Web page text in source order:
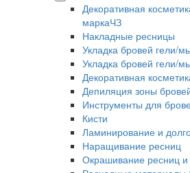
Декоративная
маркаЧЗ
Накладные ресницы
Укладка бровей гели/
Укладка бровей гели/
Декоративная
Депиляция зоны
Инструменты для
Кисти
Ламинирование и
Наращивание ресниц
Окрашивание ресниц и